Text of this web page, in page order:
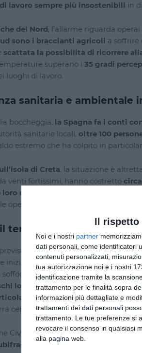
Il rispetto
Noi e i nostri partner
dati personali, come identificatori
contenuti personalizzati,
tua autorizzazione noi e i nostri
identificazione tramite la
trattamento per le finalità sopra
informazioni più dettagliate e
trattamenti dei dati personali
trattamento. Le tue preferenze si
revocare il consenso in qualsiasi
alla pagina web.
lavoro sempre più insostenibili in
del Nord, l’allarme riguarda
sono i braccianti agricoli a soffrire
scattata la possibilità di ricorrere
superano i 35 gradi
luoghi di lavoro.
sanitaria e ambientale
boccheggia, la Spagna fa i conti
sanitarie locali, oltre 100
estremo che ha colpito in
di Creta, la situazione è
venti fortissimi, hanno costretto
case e gli hotel
. Le fiamme si
operazioni di contenimento da parte
tempo nel weekend:
meteo,un cambiamento è
inizieranno a calare in gran parte del
Tuttavia, l’arrivo di aria più
localizzati,difficili da prevedere
intensi, soprattutto
centro-meridionale.
Civile invita allamassima prudenza
improvvisi, grandinate e